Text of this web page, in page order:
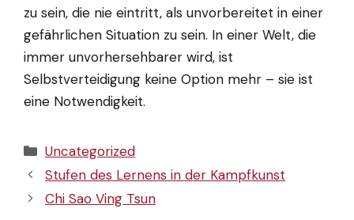
zu sein, die nie eintritt, als unvorbereitet in einer
gefährlichen Situation zu sein. In einer Welt, die
immer unvorhersehbarer wird, ist
Selbstverteidigung keine Option mehr – sie ist
eine Notwendigkeit.
Kategorien
Uncategorized
Stufen des Lernens in der Kampfkunst
Chi Sao Ving Tsun